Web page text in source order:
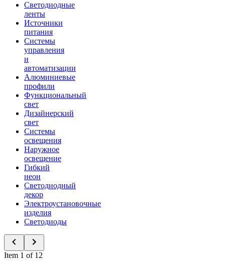
Светодиодные
ленты
Источники
питания
Системы
управления
и
автоматизации
Алюминиевые
профили
Функциональный
свет
Дизайнерский
свет
Системы
освещения
Наружное
освещение
Гибкий
неон
Светодиодный
декор
Электроустановочные
изделия
Светодиоды
Item 1 of 12